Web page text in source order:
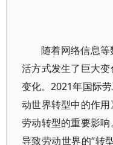
随着网络信息
活方式发生了巨大
变化。2021年国际
动世界转型中的作
劳动转型的重要影
导致劳动世界的“转